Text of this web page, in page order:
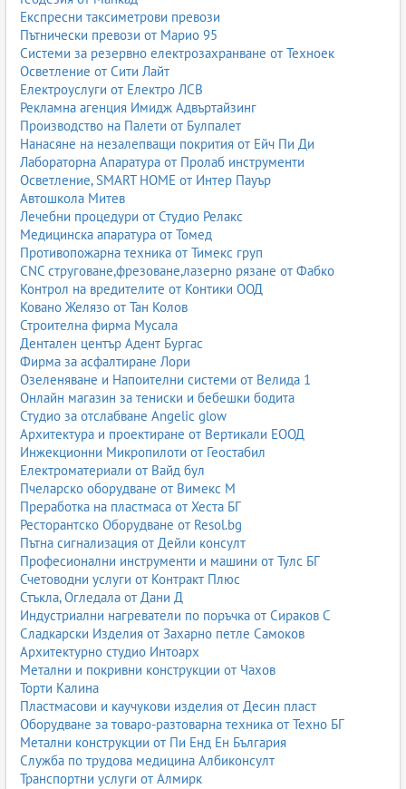
Експресни таксиметрови превози
Пътнически превози от Марио 95
Системи за резервно електрозахранване от Техноек
Осветление от Сити Лайт
Електроуслуги от Електро ЛСВ
Рекламна агенция Имидж Адвъртайзинг
Производство на Палети от Булпалет
Нанасяне на незалепващи покрития от Ейч Пи Ди
Лабораторна Апаратура от Пролаб инструменти
Осветление, SMART HOME от Интер Пауър
Автошкола Митев
Лечебни процедури от Студио Релакс
Медицинска апаратура от Томед
Противопожарна техника от Тимекс груп
CNC струговане,фрезоване,лазерно рязане от Фабко
Контрол на вредителите от Контики ООД
Ковано Желязо от Тан Колов
Строителна фирма Мусала
Дентален център Адент Бургас
Фирма за асфалтиране Лори
Озеленяване и Напоителни системи от Велида 1
Онлайн магазин за тениски и бебешки бодита
Студио за отслабване Angelic glow
Архитектура и проектиране от Вертикали ЕООД
Инжекционни Микропилоти от Геостабил
Електроматериали от Вайд бул
Пчеларско оборудване от Вимекс М
Преработка на пластмаса от Хеста БГ
Ресторантско Оборудване от Resol.bg
Пътна сигнализация от Дейли консулт
Професионални инструменти и машини от Тулс БГ
Счетоводни услуги от Контракт Плюс
Стъкла, Огледала от Дани Д
Индустриални нагреватели по поръчка от Сираков С
Сладкарски Изделия от Захарно петле Самоков
Архитектурно студио Интоарх
Метални и покривни конструкции от Чахов
Торти Калина
Пластмасови и каучукови изделия от Десин пласт
Оборудване за товаро-разтоварна техника от Техно БГ
Метални конструкции от Пи Енд Ен България
Служба по трудова медицина Албиконсулт
Транспортни услуги от Алмирк